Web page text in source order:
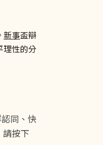
新事盃辯
理性的分
同、快
請按下